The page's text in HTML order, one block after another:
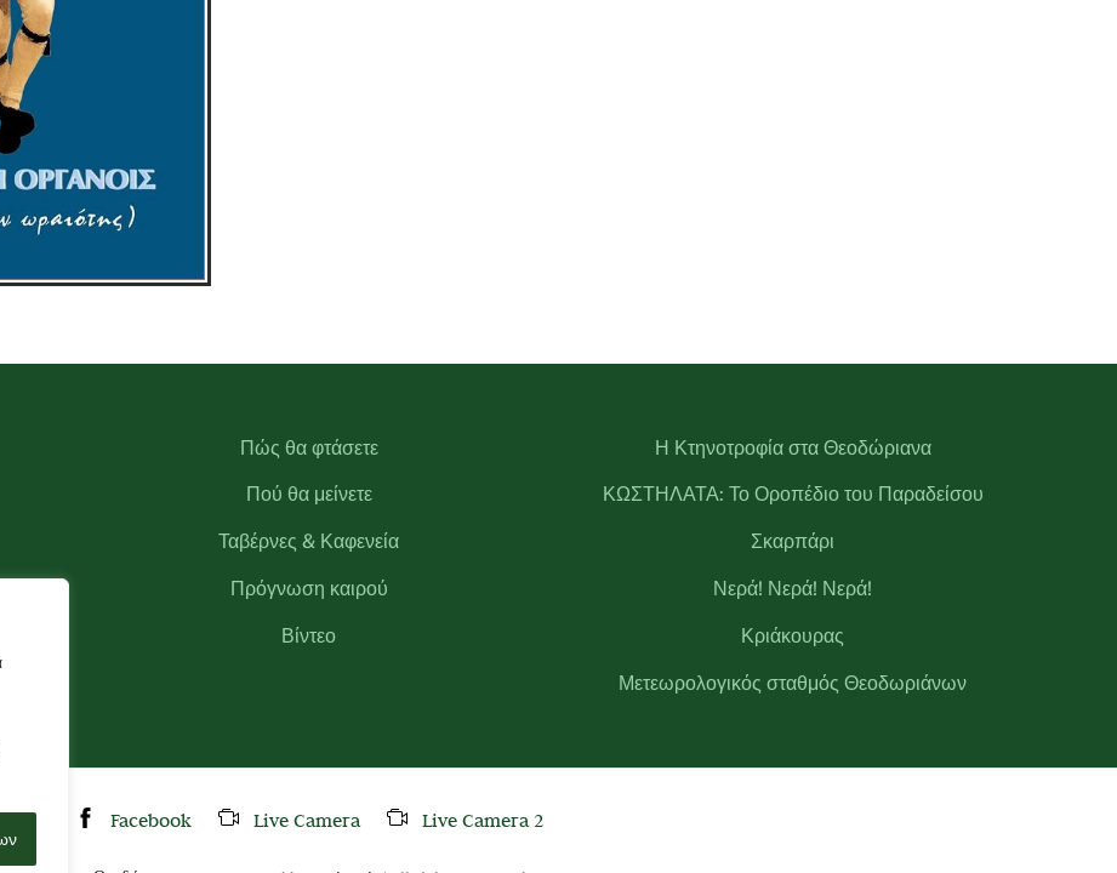
Πώς θα φτάσετε
Πού θα μείνετε
Ταβέρνες & Καφενεία
Πρόγνωση καιρού
Βίντεο
Η Κτηνοτροφία στα Θεοδώριανα
ΚΩΣΤΗΛΑΤΑ: Το Οροπέδιο του Παραδείσου
Σκαρπάρι
Νερά! Νερά! Νερά!
Κριάκουρας
Μετεωρολογικός σταθμός Θεοδωριάνων
Facebook Live Camera Live Camera 2